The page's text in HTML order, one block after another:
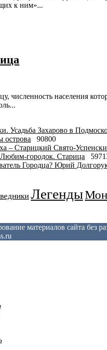
к ним»...
населения
острова
90800
Любим-городок. Старица
Юрий
Легенды
материалов сайта без